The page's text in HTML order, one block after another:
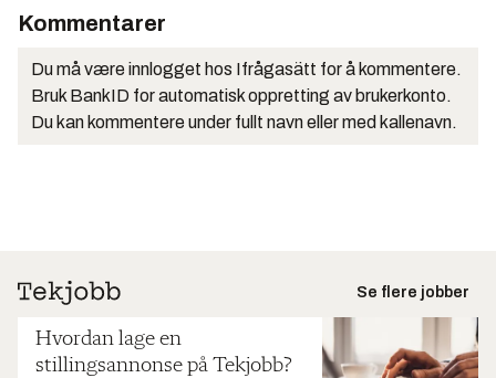
Kommentarer
Du må være innlogget hos Ifrågasätt for å kommentere.
Bruk BankID for automatisk oppretting av brukerkonto.
Du kan kommentere under fullt navn eller med kallenavn.
Se flere jobber
Hvordan lage en
stillingsannonse på Tekjobb?